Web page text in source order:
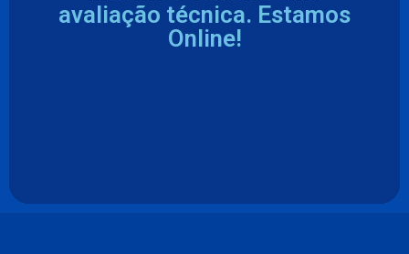
avaliação técnica. Estamos
Online!